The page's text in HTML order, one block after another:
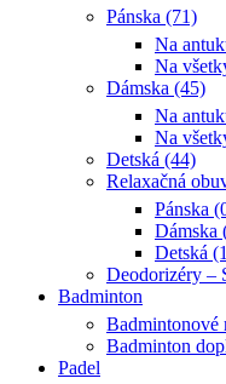
Pánska (71)
Na
Na
Dámska (45)
Na
Na
Detská (44)
Relaxačná
Pánska
Dámska
Detská
Deodorizéry –
Badminton
Badmintonové
Badminton
Padel